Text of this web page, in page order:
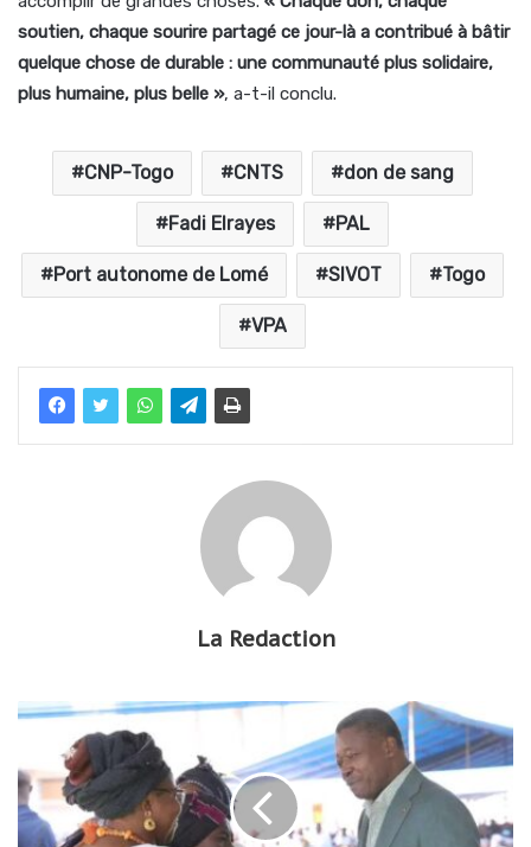
soutien, chaque sourire partagé ce jour-là a contribué à bâtir
quelque chose de durable : une communauté plus solidaire,
plus humaine, plus belle », a-t-il conclu.
CNP-Togo CNTS don de sang
Fadi Elrayes PAL
Port autonome de Lomé SIVOT Togo
VPA
La Redaction